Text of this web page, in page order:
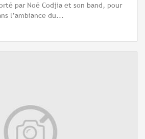
par Noé Codjia et son band, pour
l’ambiance du...